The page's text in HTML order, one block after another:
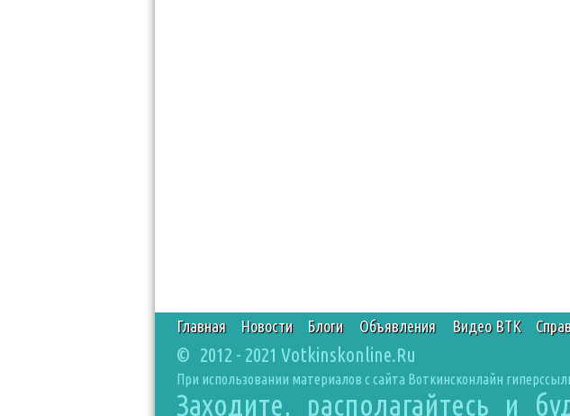
Главная Новости Блоги Объявления Видео ВТК
© 2012 - 2021 Votkinskonline.Ru
При использовании материалов с сайта Воткинсконлайн
Заходите, располагайтесь и